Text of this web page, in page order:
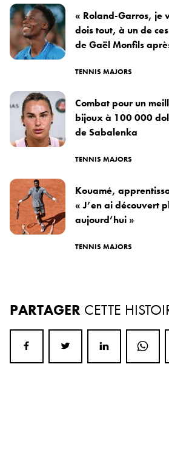
« Roland-Garros, je
dois tout, à un de
de Gaël Monfils
TENNIS MAJORS
Combat pour un
bijoux à 100 000
de Sabalenka
TENNIS MAJORS
Kouamé,
« J’en ai découvert
aujourd’hui »
TENNIS MAJORS
PARTAGER CETTE